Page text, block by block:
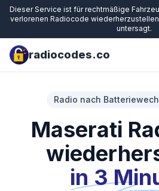
Dieser Service ist für rechtmäßige
verlorenen Radiocode
untersagt.
radiocodes.co
Radio nach
Maserati
in 3